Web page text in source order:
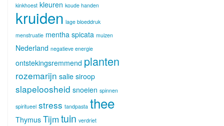
kinkhoest kleuren koude handen
kruiden lage bloeddruk
menstruatie mentha spicata muizen
Nederland negatieve energie
ontstekingsremmend planten
rozemarijn salie siroop
slapeloosheid snoeien spinnen
spiritueel stress tandpasta thee
Thymus Tijm tuin verdriet